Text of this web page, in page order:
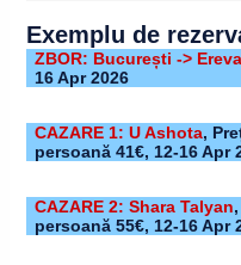
Exemplu de
ZBOR: București ->
16 Apr 2026
CAZARE 1: U Ashota,
persoană 41€, 12-16 Apr
CAZARE 2: Shara Talyan,
persoană 55€, 12-16 Apr